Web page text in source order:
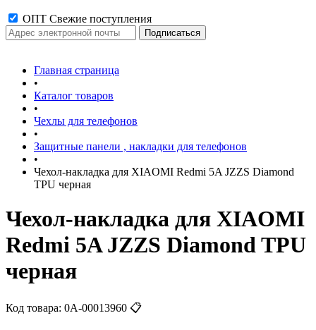
ОПТ Свежие поступления
Главная страница
•
Каталог товаров
•
Чехлы для телефонов
•
Защитные панели , накладки для телефонов
•
Чехол-накладка для XIAOMI Redmi 5A JZZS Diamond
TPU черная
Чехол-накладка для XIAOMI
Redmi 5A JZZS Diamond TPU
черная
Код товара: 0А-00013960 📋